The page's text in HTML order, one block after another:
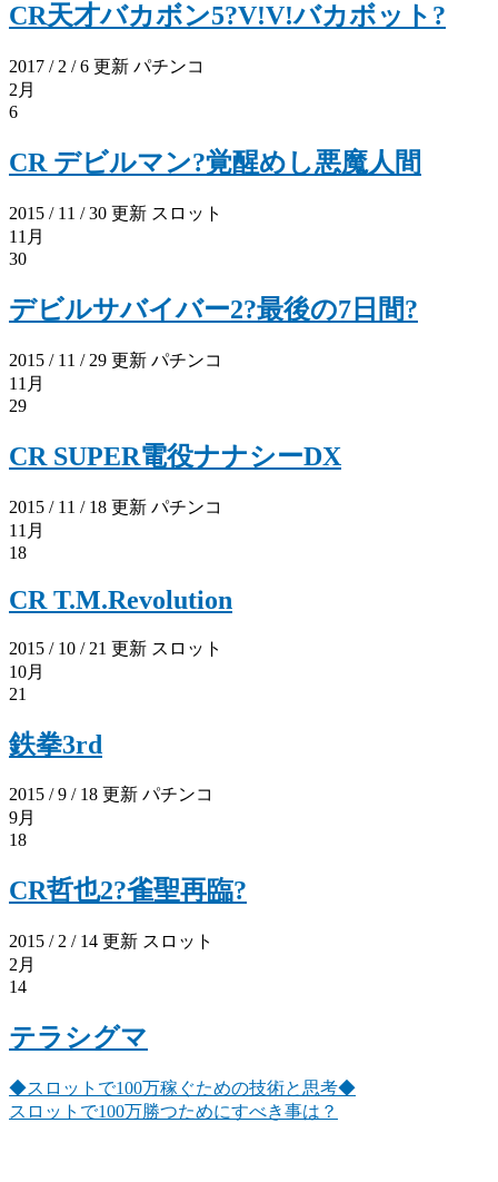
CR天才バカボン5?V!V!バカボット?
2017 / 2 / 6 更新 パチンコ
2月
6
CR デビルマン?覚醒めし悪魔人間
2015 / 11 / 30 更新 スロット
11月
30
デビルサバイバー2?最後の7日間?
2015 / 11 / 29 更新 パチンコ
11月
29
CR SUPER電役ナナシーDX
2015 / 11 / 18 更新 パチンコ
11月
18
CR T.M.Revolution
2015 / 10 / 21 更新 スロット
10月
21
鉄拳3rd
2015 / 9 / 18 更新 パチンコ
9月
18
CR哲也2?雀聖再臨?
2015 / 2 / 14 更新 スロット
2月
14
テラシグマ
◆スロットで100万稼ぐための技術と思考◆
スロットで100万勝つためにすべき事は？